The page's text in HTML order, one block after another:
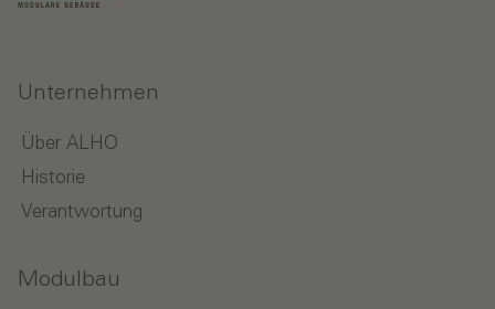
Unternehmen
Über ALHO
Historie
Verantwortung
Modulbau